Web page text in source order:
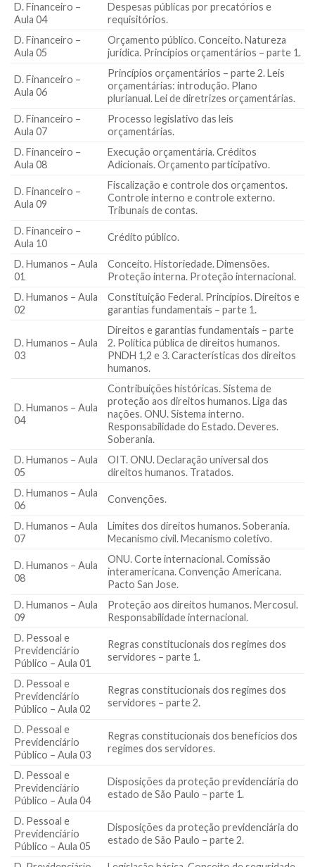
D. Financeiro –
Aula 04
Despesas públicas por precatórios e
requisitórios.
D. Financeiro –
Aula 05
Orçamento público. Conceito. Natureza
jurídica. Princípios orçamentários – parte 1.
D. Financeiro –
Aula 06
Princípios orçamentários – parte 2. Leis
orçamentárias: introdução. Plano
plurianual. Lei de diretrizes orçamentárias.
D. Financeiro –
Aula 07
Processo legislativo das leis
orçamentárias.
D. Financeiro –
Aula 08
Execução orçamentária. Créditos
Adicionais. Orçamento participativo.
D. Financeiro –
Aula 09
Fiscalização e controle dos orçamentos.
Controle interno e controle externo.
Tribunais de contas.
D. Financeiro –
Aula 10
Crédito público.
D. Humanos – Aula
01
Conceito. Historiedade. Dimensões.
Proteção interna. Proteção internacional.
D. Humanos – Aula
02
Constituição Federal. Princípios. Direitos e
garantias fundamentais – parte 1.
D. Humanos – Aula
03
Direitos e garantias fundamentais – parte
2. Política pública de direitos humanos.
PNDH 1,2 e 3. Características dos direitos
humanos.
D. Humanos – Aula
04
Contribuições históricas. Sistema de
proteção aos direitos humanos. Liga das
nações. ONU. Sistema interno.
Responsabilidade do Estado. Deveres.
Soberania.
D. Humanos – Aula
05
OIT. ONU. Declaração universal dos
direitos humanos. Tratados.
D. Humanos – Aula
06
Convenções.
D. Humanos – Aula
07
Limites dos direitos humanos. Soberania.
Mecanismo civil. Mecanismo coletivo.
D. Humanos – Aula
08
ONU. Corte internacional. Comissão
interamericana. Convenção Americana.
Pacto San Jose.
D. Humanos – Aula
09
Proteção aos direitos humanos. Mercosul.
Responsabilidade internacional.
D. Pessoal e
Previdenciário
Público – Aula 01
Regras constitucionais dos regimes dos
servidores – parte 1.
D. Pessoal e
Previdenciário
Público – Aula 02
Regras constitucionais dos regimes dos
servidores – parte 2.
D. Pessoal e
Previdenciário
Público – Aula 03
Regras constitucionais dos benefícios dos
regimes dos servidores.
D. Pessoal e
Previdenciário
Público – Aula 04
Disposições da proteção previdenciária do
estado de São Paulo – parte 1.
D. Pessoal e
Previdenciário
Público – Aula 05
Disposições da proteção previdenciária do
estado de São Paulo – parte 2.